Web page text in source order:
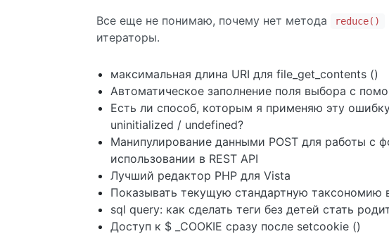
Все еще не понимаю, почему нет метода reduce()
итераторы.
максимальная длина URI для file_get_contents ()
Автоматическое заполнение поля выбора с
Есть ли способ, которым я применяю эту
uninitialized / undefined?
Манипулирование данными POST для работы с
использовании в REST API
Лучший редактор PHP для Vista
Показывать текущую стандартную таксономию
sql query: как сделать теги без детей стать
Доступ к $ _COOKIE сразу после setcookie ()